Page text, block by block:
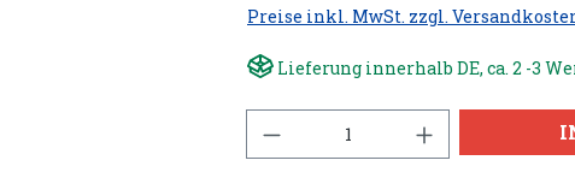
Preise inkl. MwSt. zzgl.
Lieferung innerhalb DE, ca. 2 -3